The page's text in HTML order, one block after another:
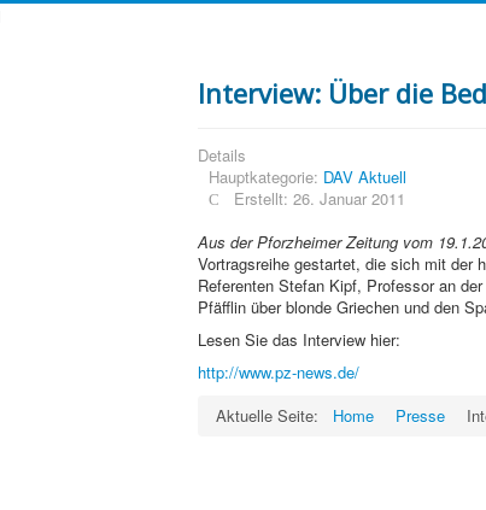
Interview: Über die
Details
Hauptkategorie: DAV Aktuell
Erstellt: 26. Januar 2011
Aus der Pforzheimer Zeitung vom
Vortragsreihe gestartet, die sich mit der
Referenten Stefan Kipf, Professor an
Pfäfflin über blonde Griechen und den
Lesen Sie das Interview hier:
http://www.pz-news.de/
Aktuelle Seite:
Home Presse